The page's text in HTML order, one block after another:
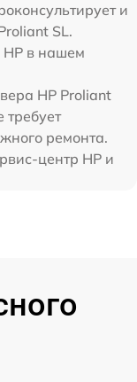
и
SL.
HP в нашем
HP Proliant
требует
ремонта.
центр HP и